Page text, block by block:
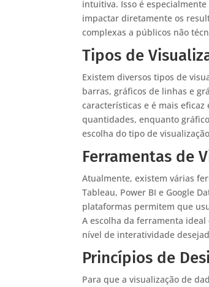
intuitiva. Isso é
impactar diretamente os
complexas a públicos não
Tipos de
Existem diversos tipos de
barras, gráficos de linhas e
características e é mais
quantidades, enquanto
escolha do tipo de
Ferramentas de
Atualmente, existem várias
Tableau, Power BI e Google
plataformas permitem que
A escolha da ferramenta
nível de interatividade
Princípios de
Para que a visualização de